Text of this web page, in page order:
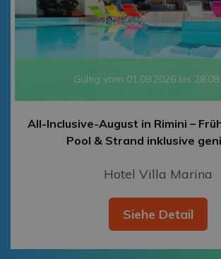
Gültig vom 01.08.2026 bis
All-Inclusive-August in Rimini –
Pool & Strand inklusive
Hotel Villa Marina
Siehe Detail